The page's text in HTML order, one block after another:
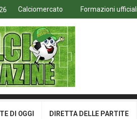
Calciomercato Formazioni ufficiali
DI OGGI DIRETTA DELLE PARTITE